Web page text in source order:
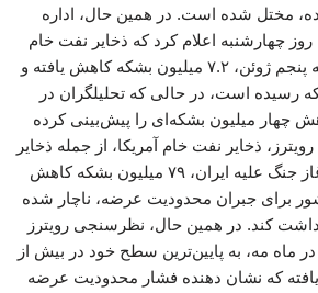
مختل شده است. در همین حال، اداره
روز چهارشنبه اعلام کرد که ذخایر نفت خام
آمریکا در هفته منتهی به پنجم ژوئن، ۷.۲ میلیون بشکه کاهش یافته و
بشکه رسیده است، در حالی که تحلیلگران در
چهار میلیون بشکه‌ای را پیش‌بینی کرده
ذخایر نفت خام آمریکا، از جمله ذخایر
استراتژیک، از زمان آغاز جنگ علیه ایران، ۷۹ میلیون بشکه کاهش
برای جبران محدودیت عرضه، ناچار شده
کند. در همین حال، نظرسنجی رویترز
در ماه مه، به پایین‌ترین سطح خود در بیش از
که نشان دهنده فشار محدودیت عرضه